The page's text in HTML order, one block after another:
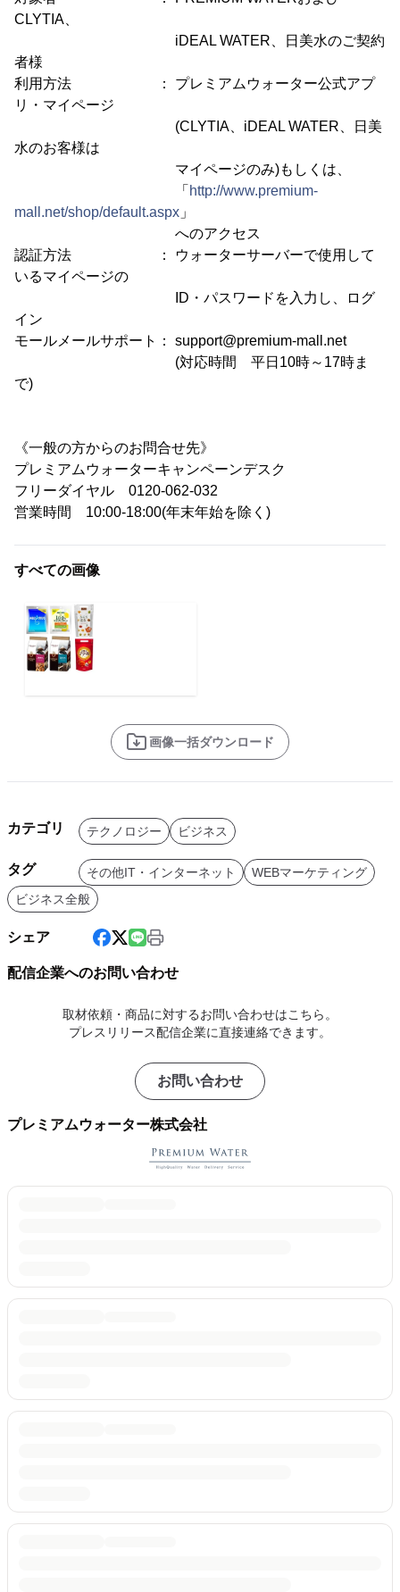
CLYTIA、
iDEAL WATER、日美水のご契約
者様
利用方法 ： プレミアムウォーター公式アプ
リ・マイページ
(CLYTIA、iDEAL WATER、日美
水のお客様は
マイページのみ)もしくは、
「 http://www.premium-
mall.net/shop/default.aspx 」
へのアクセス
認証方法 ： ウォーターサーバーで使用して
いるマイページの
ID・パスワードを入力し、ログ
イン
モールメールサポート： support@premium-mall.net
(対応時間 平日10時～17時ま
で)
《一般の方からのお問合せ先》
プレミアムウォーターキャンペーンデスク
フリーダイヤル 0120-062-032
営業時間 10:00-18:00(年末年始を除く)
すべての画像
画像一括ダウンロード
カテゴリ テクノロジー ビジネス
タグ その他IT・インターネット
WEBマーケティング
ビジネス全般
シェア
配信企業へのお問い合わせ
取材依頼・商品に対するお問い合わせはこちら。
プレスリリース配信企業に直接連絡できます。
お問い合わせ
プレミアムウォーター株式会社